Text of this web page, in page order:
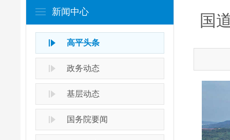
新闻中心
高平头条
政务动态
基层动态
国务院要闻
国